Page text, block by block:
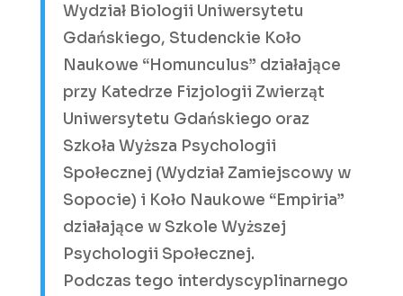
Wydział Biologii Uniwersytetu
Gdańskiego, Studenckie Koło
Naukowe “Homunculus” działające
przy Katedrze Fizjologii Zwierząt
Uniwersytetu Gdańskiego oraz
Szkoła Wyższa Psychologii
Społecznej (Wydział Zamiejscowy w
Sopocie) i Koło Naukowe “Empiria”
działające w Szkole Wyższej
Psychologii Społecznej.
Podczas tego interdyscyplinarnego